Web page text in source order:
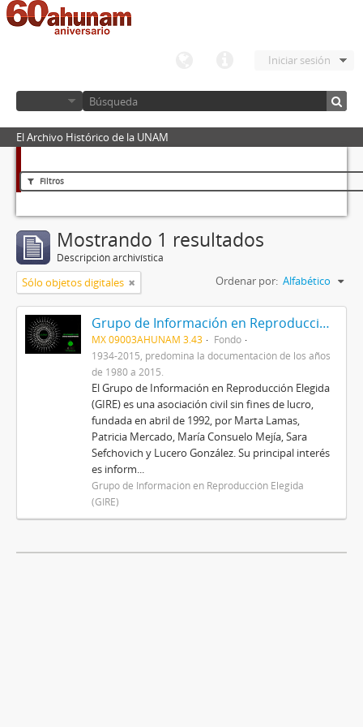
Iniciar sesión
El Archivo Histórico de la UNAM
Filtros
Mostrando 1 resultados
Descripción archivística
Sólo objetos digitales Ordenar por: Alfabético
Grupo de Información en Reproducción Elegida (GIRE)
MX 09003AHUNAM 3.43
Fondo
1934-2015, predomina la documentación de los años
de 1980 a 2015.
El Grupo de Información en Reproducción Elegida
(GIRE) es una asociación civil sin fines de lucro,
fundada en abril de 1992, por Marta Lamas,
Patricia Mercado, María Consuelo Mejía, Sara
Sefchovich y Lucero González. Su principal interés
es inform...
Grupo de Información en Reproducción Elegida
(GIRE)